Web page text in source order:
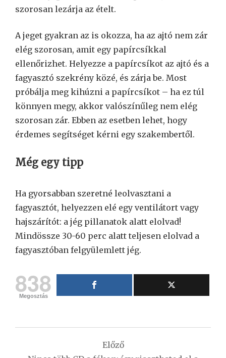
szorosan lezárja az ételt.
A jeget gyakran az is okozza, ha az ajtó nem zár
elég szorosan, amit egy papírcsíkkal
ellenőrizhet. Helyezze a papírcsíkot az ajtó és a
fagyasztó szekrény közé, és zárja be. Most
próbálja meg kihúzni a papírcsíkot – ha ez túl
könnyen megy, akkor valószínűleg nem elég
szorosan zár. Ebben az esetben lehet, hogy
érdemes segítséget kérni egy szakembertől.
Még egy tipp
Ha gyorsabban szeretné leolvasztani a
fagyasztót, helyezzen elé egy ventilátort vagy
hajszárítót: a jég pillanatok alatt elolvad!
Mindössze 30-60 perc alatt teljesen elolvad a
fagyasztóban felgyülemlett jég.
838
Megosztás
Előző